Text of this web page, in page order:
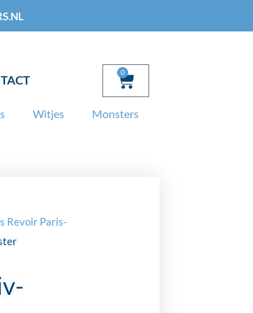
0
Winkelwagen
Witjes Monsters
Revoir Paris-